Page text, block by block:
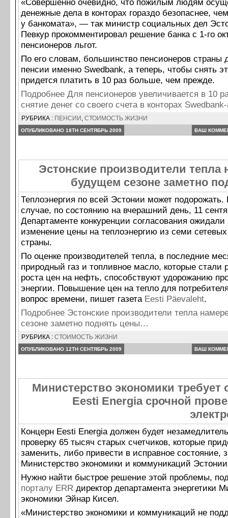
«Совершенно очевидно, что пожилым людям
денежные дела в конторах гораздо безопаснее,
у банкомата», — так министр социальных дел
Певкур прокомментировал решение банка с 1-го
пенсионеров льгот.
По его словам, большинство пенсионеров страны
пенсии именно Swedbank, а теперь, чтобы снять
придется платить в 10 раз больше, чем прежде.
Подробнее Для пенсионеров увеличивается в 10
снятие денег со своего счета в конторах
РУБРИКА : ПЕНСИИ , СТОИМОСТЬ ЖИЗНИ
ОПУБЛИКОВАНО 18TH СЕНТЯБРЬ 2009 ВАШ
Эстонские производители тепла
будущем сезоне заметно
Теплоэнергия по всей Эстонии может подорожать.
случае, по состоянию на вчерашний день, 11
Департаменте конкуренции согласования ожидали
изменение цены на теплоэнергию из семи сетевых
страны.
По оценке производителей тепла, в последние
природный газ и топливное масло, которые стали
роста цен на нефть, способствуют удорожанию
энергии. Повышение цен на тепло для
вопрос времени, пишет газета Eesti Päevaleht.
Подробнее Эстонские производители тепла
сезоне заметно поднять цены…
РУБРИКА : СТОИМОСТЬ ЖИЗНИ
ОПУБЛИКОВАНО 12TH СЕНТЯБРЬ 2009 ВАШ
Министерство экономики требует
Eesti Energia срочной
Концерн Eesti Energia должен будет
проверку 65 тысяч старых счетчиков, которые
заменить, либо привести в исправное состояние,
Министерство экономики и коммуникаций
Нужно найти быстрое решение этой проблемы,
порталу ERR директор департамента энергетики
экономики Эйнар Кисел.
«Министерство экономики и коммуникаций не